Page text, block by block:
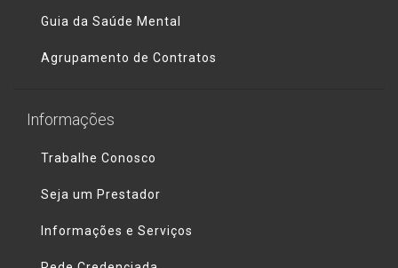
Guia da Saúde Mental
Agrupamento de Contratos
Informações
Trabalhe Conosco
Seja um Prestador
Informações e Serviços